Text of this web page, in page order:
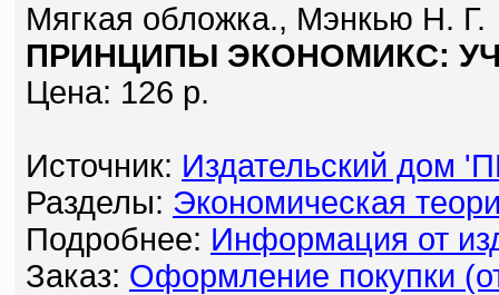
Мягкая обложка., Мэнкью Н. Г.
ПРИНЦИПЫ ЭКОНОМИКС:
Цена: 126 р.
Источник: Издательский дом
Разделы: Экономическая
Подробнее: Информация от
Заказ: Оформление покупки